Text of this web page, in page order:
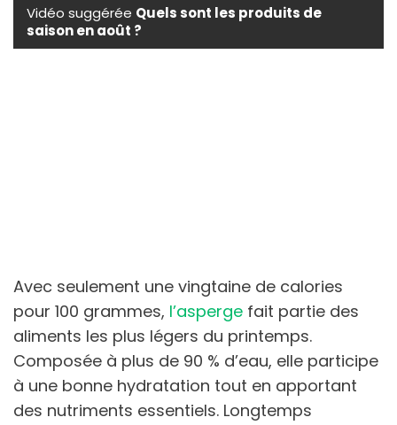
Vidéo suggérée Quels sont les produits de
saison en août ?
Avec seulement une vingtaine de calories
pour 100 grammes, l’asperge fait partie des
aliments les plus légers du printemps.
Composée à plus de 90 % d’eau, elle participe
à une bonne hydratation tout en apportant
des nutriments essentiels. Longtemps